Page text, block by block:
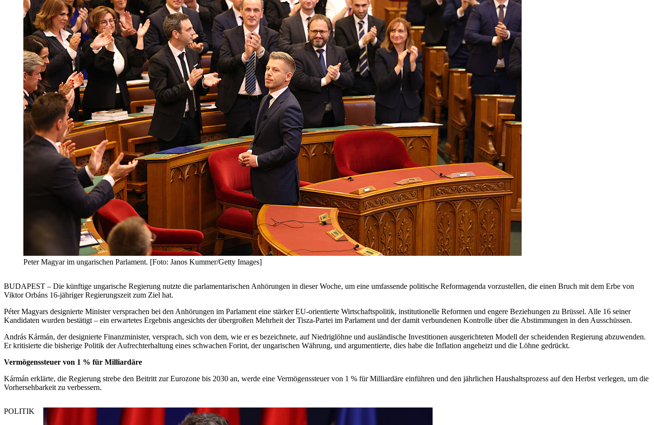
Peter Magyar im ungarischen Parlament. [Foto: Janos Kummer/Getty Images]
BUDAPEST – Die künftige ungarische Regierung nutzte die parlamentarischen Anhörungen in dieser Woche, um eine umfassende politische Reformagenda vorzustellen, die einen Bruch mit dem Erbe von
Viktor Orbáns 16-jähriger Regierungszeit zum Ziel hat.
Péter Magyars designierte Minister versprachen bei den Anhörungen im Parlament eine stärker EU-orientierte Wirtschaftspolitik, institutionelle Reformen und engere Beziehungen zu Brüssel. Alle 16 seiner
Kandidaten wurden bestätigt – ein erwartetes Ergebnis angesichts der übergroßen Mehrheit der Tisza-Partei im Parlament und der damit verbundenen Kontrolle über die Abstimmungen in den Ausschüssen.
András Kármán, der designierte Finanzminister, versprach, sich von dem, wie er es bezeichnete, auf Niedriglöhne und ausländische Investitionen ausgerichteten Modell der scheidenden Regierung abzuwenden.
Er kritisierte die bisherige Politik der Aufrechterhaltung eines schwachen Forint, der ungarischen Währung, und argumentierte, dies habe die Inflation angeheizt und die Löhne gedrückt.
Vermögenssteuer von 1 % für Milliardäre
Kármán erklärte, die Regierung strebe den Beitritt zur Eurozone bis 2030 an, werde eine Vermögenssteuer von 1 % für Milliardäre einführen und den jährlichen Haushaltsprozess auf den Herbst verlegen, um die
Vorhersehbarkeit zu verbessern.
POLITIK